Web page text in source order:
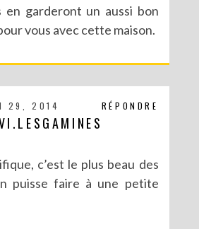
en garderont un aussi bon
vous avec cette maison.
RÉPONDRE
29, 2014
c’est le plus beau des
puisse faire à une petite